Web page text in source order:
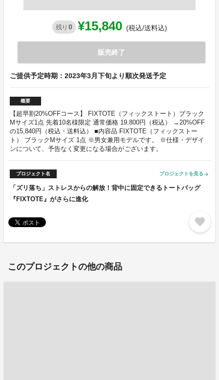
残り 0 ¥15,840 (税込/送料込)
販売終了
ご提供予定時期：2023年3月下旬より順次発送予定
概要
【超早割20%OFFコース】 FIXTOTE（フィックストート）ブラック
Mサイズ1点 先着10名様限定 通常価格 19,800円（税込） →20%OFF
の15,840円（税込・送料込） ■内容品 FIXTOTE（フィックストー
ト） ブラックMサイズ 1点 ※男女兼用モデルです。 ※仕様・デザイ
ンについて、予告なく変更になる場合がございます。
プロジェクト名 プロジェクトを見る arrow_forward
「ズリ落ち」ストレスからの解放！背中に固定できるトートバッグ
『FIXTOTE』がさらに進化
favorite
このプロジェクトの他の商品